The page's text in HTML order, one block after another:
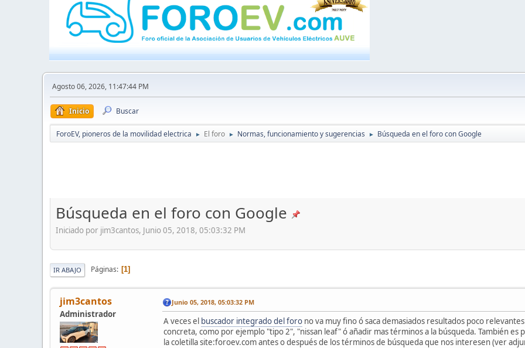
Agosto 06, 2026, 11:47:44 PM
Inicio Buscar
ForoEV, pioneros de la movilidad electrica ► El foro ► Normas, funcionamiento y sugerencias ► Búsqueda en el foro con Google
Búsqueda en el foro con Google
Iniciado por jim3cantos, Junio 05, 2018, 05:03:32 PM
IR ABAJO Páginas 1
jim3cantos
Administrador
Junio 05, 2018, 05:03:32 PM
A veces el buscador integrado del foro no va muy fino ó saca demasiados resultados poco
concreta, como por ejemplo "tipo 2", "nissan leaf" ó añadir mas términos a la búsqueda. También es
la coletilla site:foroev.com antes o después de los términos de búsqueda que nos interesen (ver